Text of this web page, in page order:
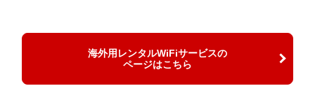
海外用レンタルWiFiサービスの
ページはこちら